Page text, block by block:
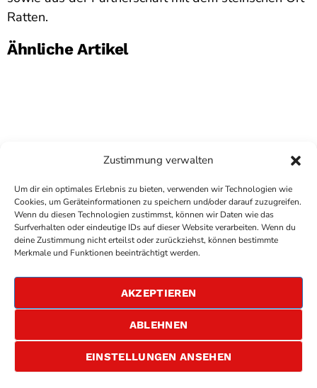
Zustimmung verwalten
Um dir ein optimales Erlebnis zu bieten, verwenden wir Technologien wie
Cookies, um Geräteinformationen zu speichern und/oder darauf zuzugreifen.
Wenn du diesen Technologien zustimmst, können wir Daten wie das
Surfverhalten oder eindeutige IDs auf dieser Website verarbeiten. Wenn du
deine Zustimmung nicht erteilst oder zurückziehst, können bestimmte
Merkmale und Funktionen beeinträchtigt werden.
AKZEPTIEREN
ABLEHNEN
EINSTELLUNGEN ANSEHEN
Ratten.
Ähnliche Artikel
COPYRIGHTANTENNE BAD KREUZNACH
DATENSCHUTZERKLÄRUNG
ALLGEMEINE GESCHÄFTSBEDINGUNGEN
GEWINNSPIELBEDINGUNGEN